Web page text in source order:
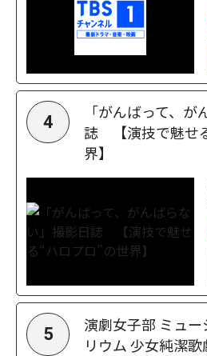
4
「がんばって、
誌 【演技で魅せ
界】
5
演劇女子部 ミュ
リウム 少女純潔歌